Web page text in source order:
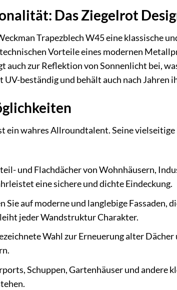
Das Ziegelrot
Trapezblech W45 eine klassische
Vorteile eines modernen
auch zur Reflektion von Sonnenlicht bei,
UV-beständig und behält auch nach Jahren
ein wahres Allroundtalent. Seine
und Flachdächer von Wohnhäusern,
eine sichere und dichte Eindeckung.
Sie auf moderne und langlebige Fassaden,
jeder Wandstruktur Charakter.
Wahl zur Erneuerung alter
Schuppen, Gartenhäuser und andere